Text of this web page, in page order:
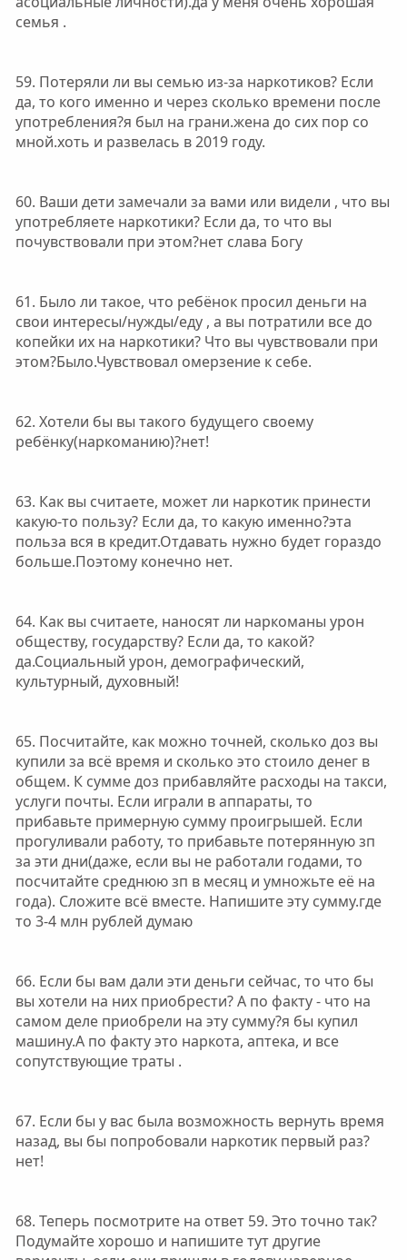
семья .
59. Потеряли ли вы семью из-за наркотиков? Если
да, то кого именно и через сколько времени после
употребления?я был на грани.жена до сих пор со
мной.хоть и развелась в 2019 году.
60. Ваши дети замечали за вами или видели , что вы
употребляете наркотики? Если да, то что вы
почувствовали при этом?нет слава Богу
61. Было ли такое, что ребёнок просил деньги на
свои интересы/нужды/еду , а вы потратили все до
копейки их на наркотики? Что вы чувствовали при
этом?Было.Чувствовал омерзение к себе.
62. Хотели бы вы такого будущего своему
ребёнку(наркоманию)?нет!
63. Как вы считаете, может ли наркотик принести
какую-то пользу? Если да, то какую именно?эта
польза вся в кредит.Отдавать нужно будет гораздо
больше.Поэтому конечно нет.
64. Как вы считаете, наносят ли наркоманы урон
обществу, государству? Если да, то какой?
да.Социальный урон, демографический,
культурный, духовный!
65. Посчитайте, как можно точней, сколько доз вы
купили за всё время и сколько это стоило денег в
общем. К сумме доз прибавляйте расходы на такси,
услуги почты. Если играли в аппараты, то
прибавьте примерную сумму проигрышей. Если
прогуливали работу, то прибавьте потерянную зп
за эти дни(даже, если вы не работали годами, то
посчитайте среднюю зп в месяц и умножьте её на
года). Сложите всё вместе. Напишите эту сумму.где
то 3-4 млн рублей думаю
66. Если бы вам дали эти деньги сейчас, то что бы
вы хотели на них приобрести? А по факту - что на
самом деле приобрели на эту сумму?я бы купил
машину.А по факту это наркота, аптека, и все
сопутствующие траты .
67. Если бы у вас была возможность вернуть время
назад, вы бы попробовали наркотик первый раз?
нет!
68. Теперь посмотрите на ответ 59. Это точно так?
Подумайте хорошо и напишите тут другие